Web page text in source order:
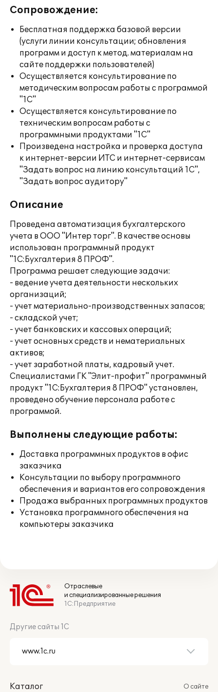
Сопровождение:
Бесплатная поддержка базовой версии
(услуги линии консультации; обновления
программ и доступ к метод. материалам на
сайте поддержки пользователей)
Осуществляется консультирование по
методическим вопросам работы с программой
"1С"
Осуществляется консультирование по
техническим вопросам работы с
программными продуктами "1С"
Произведена настройка и проверка доступа
к интернет-версии ИТС и интернет-сервисам
"Задать вопрос на линию консультаций 1С",
"Задать вопрос аудитору"
Описание
Проведена автоматизация бухгалтерского
учета в ООО "Интер торг". В качестве основы
использован программный продукт
"1С:Бухгалтерия 8 ПРОФ".
Программа решает следующие задачи:
- ведение учета деятельности нескольких
организаций;
- учет материально-производственных запасов;
- складской учет;
- учет банковских и кассовых операций;
- учет основных средств и нематериальных
активов;
- учет заработной платы, кадровый учет.
Специалистами ГК "Элит-профит" программный
продукт "1С:Бухгалтерия 8 ПРОФ" установлен,
проведено обучение персонала работе с
программой.
Выполнены следующие работы:
Доставка программных продуктов в офис
заказчика
Консультации по выбору программного
обеспечения и вариантов его сопровождения
Продажа выбранных программных продуктов
Установка программного обеспечения на
компьютеры заказчика
Отраслевые
и специализированные решения
1С:Предприятие
Другие сайты 1С
Каталог
О сайте